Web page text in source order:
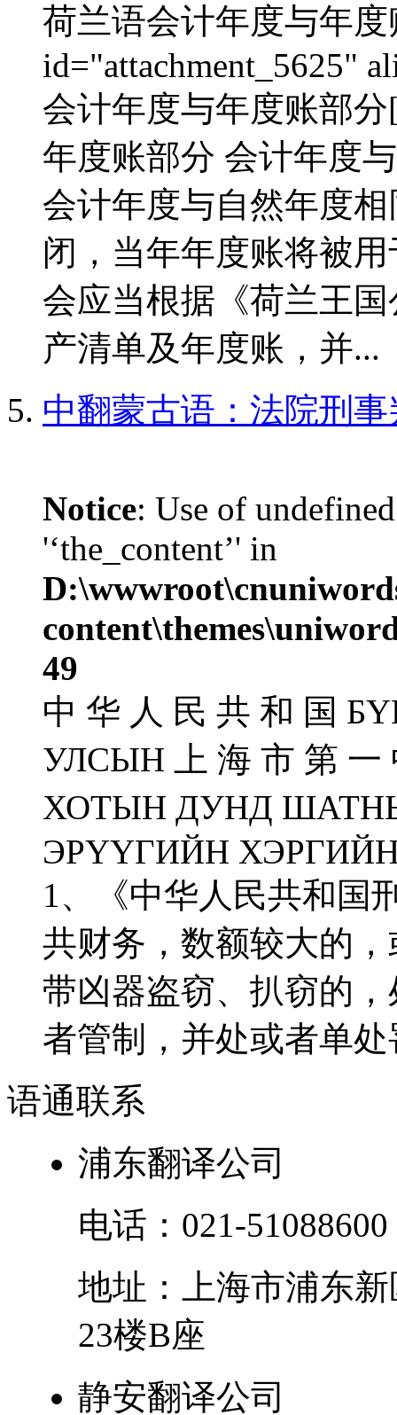
荷兰语会计年度与年
id="attachment_5625"
会计年度与年度账部
年度账部分 会计年度
会计年度与自然年度
闭，当年年度账将被
会应当根据《荷兰王
产清单及年度账，并...
中翻蒙古语：法院刑
Notice: Use of
'‘the_content’' in
49
中 华 人 民 共 和 国
УЛСЫН 上 海 市 第
ХОТЫН ДУНД
ЭРҮҮГИЙН
1、《中华人民共和国
共财务，数额较大的
带凶器盗窃、扒窃的
者管制，并处或者单
语通联系
浦东翻译公司
电话： 021-51088600
地址：
上海市浦东新
23楼B座
静安翻译公司